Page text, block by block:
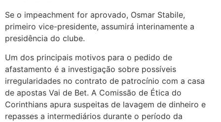
Se o impeachment for aprovado, Osmar Stabile,
primeiro vice-presidente, assumirá interinamente a
presidência do clube.
Um dos principais motivos para o pedido de
afastamento é a investigação sobre possíveis
irregularidades no contrato de patrocínio com a casa
de apostas Vai de Bet. A Comissão de Ética do
Corinthians apura suspeitas de lavagem de dinheiro e
repasses a intermediários durante o período da